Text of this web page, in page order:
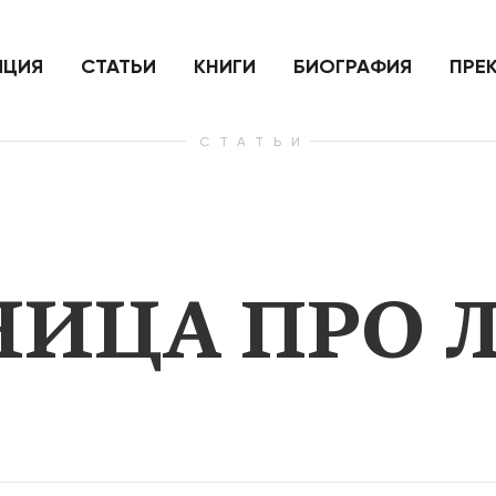
нанесенный по самим себе
СТАТЬИ КНИГИ БИОГРАФИЯ
СТАТЬИ
ПРО